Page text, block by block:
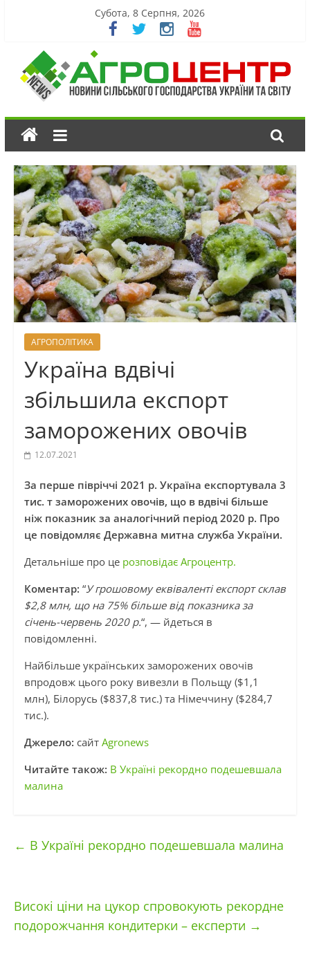
Субота, 8 Серпня, 2026
АГРОПОЛІТИКА
Україна вдвічі
збільшила експорт
заморожених овочів
12.07.2021
За перше півріччі 2021 р. Україна експортувала 3
тис. т заморожених овочів, що в вдвічі більше
ніж показник за аналогічний період 2020 р. Про
це повідомляє Державна митна служба України.
Детальніше про це розповідає Агроцентр.
Коментар: “У грошовому еквіваленті експорт склав
$2,8 млн, що на 75% більше від показника за
січень-червень 2020 р.“, — йдеться в
повідомленні.
Найбільше українських заморожених овочів
впродовж цього року вивезли в Польщу ($1,1
млн), Білорусь ($837,8 тис.) та Німеччину ($284,7
тис.).
Джерело: сайт Agronews
Читайте також: В Україні рекордно подешевшала
малина
← В Україні рекордно подешевшала малина
Високі ціни на цукор спровокують рекордне
подорожчання кондитерки – експерти →